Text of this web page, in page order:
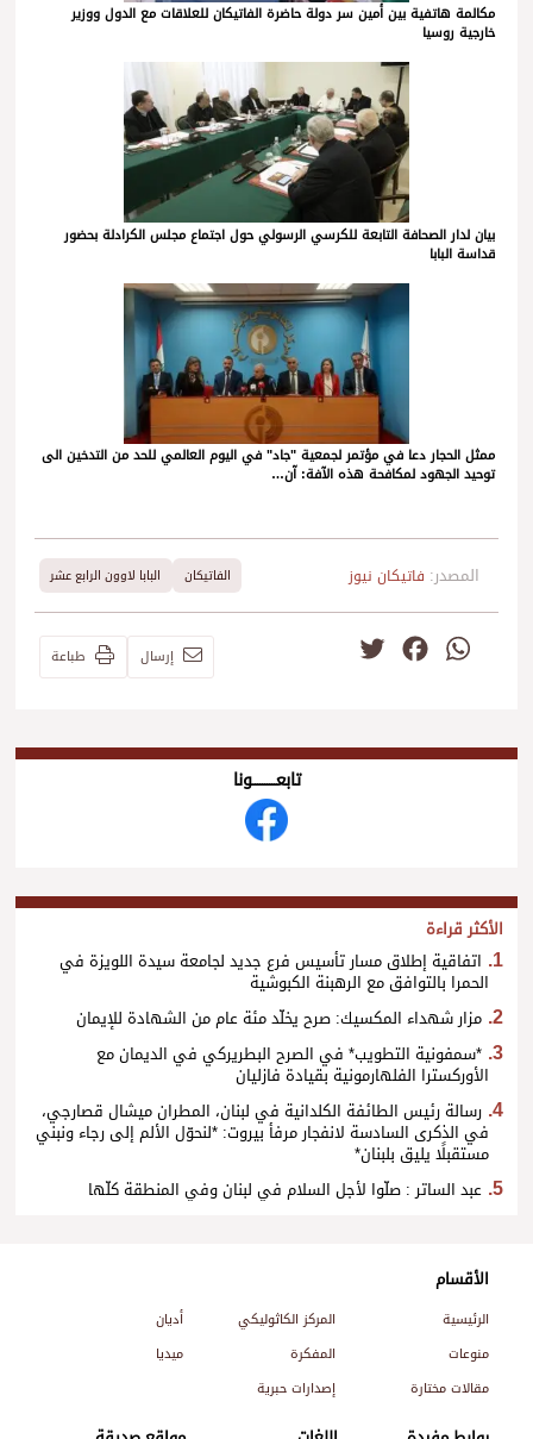
مكالمة هاتفية بين أمين سر دولة حاضرة الفاتيكان للعلاقات مع الدول ووزير
خارجية روسيا
بيان لدار الصحافة التابعة للكرسي الرسولي حول اجتماع مجلس الكرادلة بحضور
قداسة البابا
ممثل الحجار دعا في مؤتمر لجمعية "جاد" في اليوم العالمي للحد من التدخين الى
توحيد الجهود لمكافحة هذه الآفة: آن…
المصدر: فاتيكان نيوز الفاتيكان البابا لاوون الرابع عشر
WhatsApp
Facebook إرسال طباعة
تابعــــــــــونا
الأكثر قراءة
اتفاقية إطلاق مسار تأسيس فرع جديد لجامعة سيدة اللويزة في
الحمرا بالتوافق مع الرهبنة الكبوشية
مزار شهداء المكسيك: صرح يخلّد مئة عام من الشهادة للإيمان
*سمفونية التطويب* في الصرح البطريركي في الديمان مع
الأوركسترا الفلهارمونية بقيادة فازليان
رسالة رئيس الطائفة الكلدانية في لبنان، المطران ميشال قصارجي،
في الذكرى السادسة لانفجار مرفأ بيروت: *لنحوّل الألم إلى رجاء ونبني
مستقبلًا يليق بلبنان*
عبد الساتر : صلّوا لأجل السلام في لبنان وفي المنطقة كلّها
الأقسام
الرئيسية المركز الكاثوليكي
أديان
منوعات
المفكرة
ميديا
مقالات مختارة
إصدارات حبرية